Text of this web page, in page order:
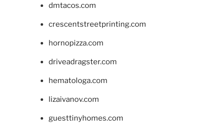
dmtacos.com
crescentstreetprinting.com
hornopizza.com
driveadragster.com
hematologa.com
lizaivanov.com
guesttinyhomes.com